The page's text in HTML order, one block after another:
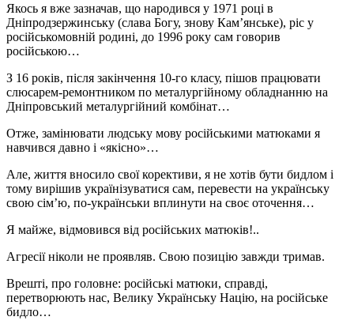
Якось я вже зазначав, що народився у 1971 році в
Дніпродзержинську (слава Богу, знову Кам’янське), ріс у
російськомовній родині, до 1996 року сам говорив
російською…
З 16 років, після закінчення 10-го класу, пішов працювати
слюсарем-ремонтником по металургійному обладнанню на
Дніпровський металургійний комбінат…
Отже, замінювати людську мову російськими матюками я
навчився давно і «якісно»…
Але, життя вносило свої корективи, я не хотів бути бидлом і
тому вирішив українізуватися сам, перевести на українську
свою сім’ю, по-українськи вплинути на своє оточення…
Я майже, відмовився від російських матюків!..
Агресії ніколи не проявляв. Свою позицію завжди тримав.
Врешті, про головне: російські матюки, справді,
перетворюють нас, Велику Українську Націю, на російське
бидло…